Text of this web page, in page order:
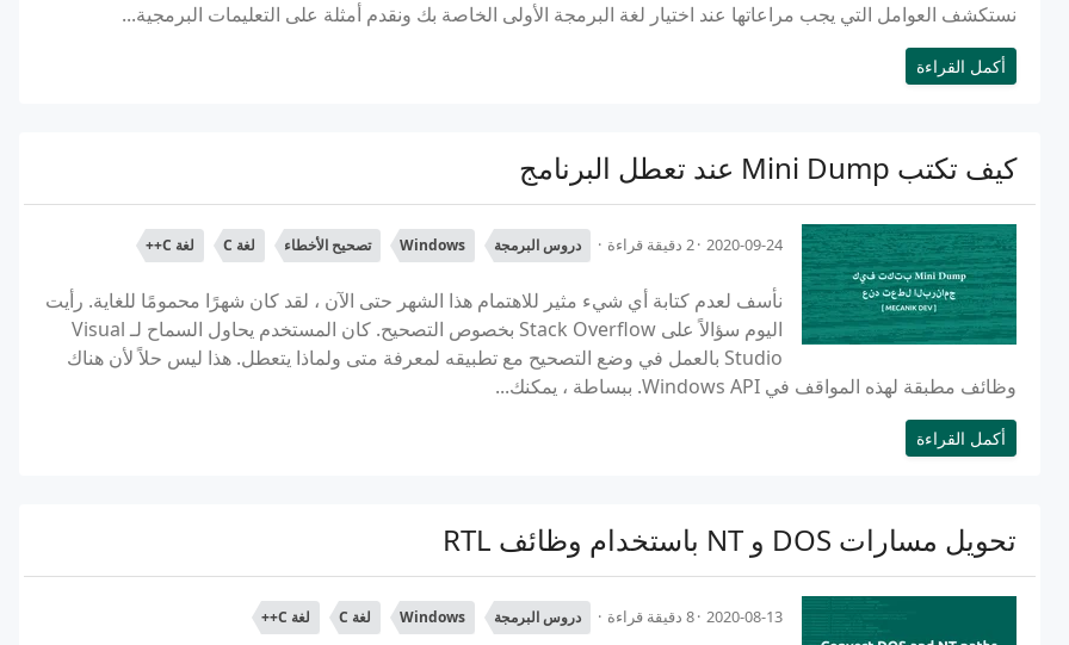
نستكشف العوامل التي يجب مراعاتها عند اختيار لغة البرمجة الأولى الخاصة بك ونقدم أمثلة على التعليمات البرمجية...
أكمل القراءة
كيف تكتب Mini Dump عند تعطل البرنامج
2020-09-24 2 دقيقة قراءة دروس البرمجة Windows تصحيح الأخطاء لغة C لغة C++
نأسف لعدم كتابة أي شيء مثير للاهتمام هذا الشهر حتى الآن ، لقد كان شهرًا محمومًا للغاية. رأيت
اليوم سؤالاً على Stack Overflow بخصوص التصحيح. كان المستخدم يحاول السماح لـ Visual
Studio بالعمل في وضع التصحيح مع تطبيقه لمعرفة متى ولماذا يتعطل. هذا ليس حلاً لأن هناك
وظائف مطبقة لهذه المواقف في Windows API. ببساطة ، يمكنك...
أكمل القراءة
تحويل مسارات DOS و NT باستخدام وظائف RTL
2020-08-13 8 دقيقة قراءة دروس البرمجة Windows لغة C لغة C++